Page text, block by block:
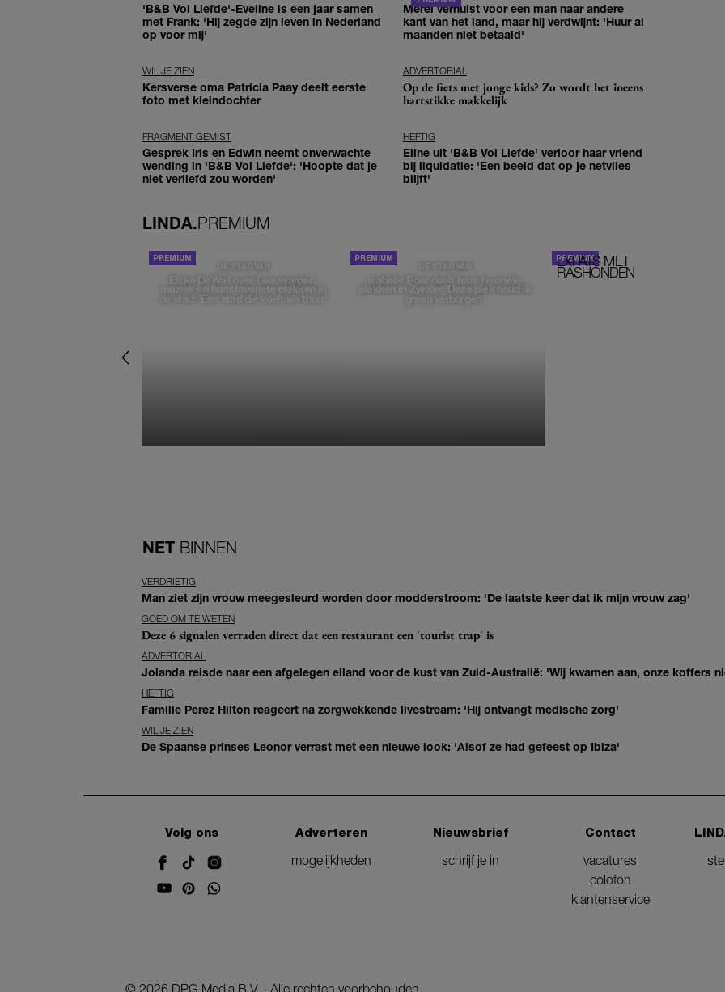
'B&B Vol Liefde'-Eveline is een jaar samen
met Frank: 'Hij zegde zijn leven in Nederland
op voor mij'
Merel verhuist voor een man naar andere
kant van het land, maar hij verdwijnt: 'Huur al
maanden niet betaald'
WIL JE ZIEN
Kersverse oma Patricia Paay deelt eerste
foto met kleindochter
ADVERTORIAL
Op de fiets met jonge kids? Zo wordt het ineens
hartstikke makkelijk
FRAGMENT GEMIST
Gesprek Iris en Edwin neemt onverwachte
wending in 'B&B Vol Liefde': 'Hoopte dat je
niet verliefd zou worden'
HEFTIG
Eline uit 'B&B Vol Liefde' verloor haar vriend
bij liquidatie: 'Een beeld dat op je netvlies
blijft'
LINDA.PREMIUM
DE STAD VAN
Elske DeWall over Leeuwarden,
muziek en haar favoriete plekken in
de stad: 'Een stad die voelt als thuis'
DE STAD VAN
Isabelle Boer deelt haar favoriete
plekken in Zwolle: 'Deze plek houd ik
graag verborgen'
EXPATS MET
RASHONDEN
NET BINNEN
VERDRIETIG
Man ziet zijn vrouw meegesleurd worden door modderstroom: 'De laatste keer dat ik mijn vrouw zag'
GOED OM TE WETEN
Deze 6 signalen verraden direct dat een restaurant een 'tourist trap' is
ADVERTORIAL
Jolanda reisde naar een afgelegen eiland voor de kust van Zuid-Australië: 'Wij kwamen aan, onze koffers
HEFTIG
Familie Perez Hilton reageert na zorgwekkende livestream: 'Hij ontvangt medische zorg'
WIL JE ZIEN
De Spaanse prinses Leonor verrast met een nieuwe look: 'Alsof ze had gefeest op Ibiza'
Volg ons
Adverteren
mogelijkheden
Nieuwsbrief
schrijf je in
Contact
vacatures
colofon
klantenservice
© 2026 DPG Media B.V. - Alle rechten voorbehouden